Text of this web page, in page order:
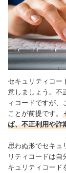
セキュリティコー
意しましょう。不
ィコードですが
ことが前提です。
ば、不正利用や詐
思わぬ形でセキュ
リティコードは
キュリティコード